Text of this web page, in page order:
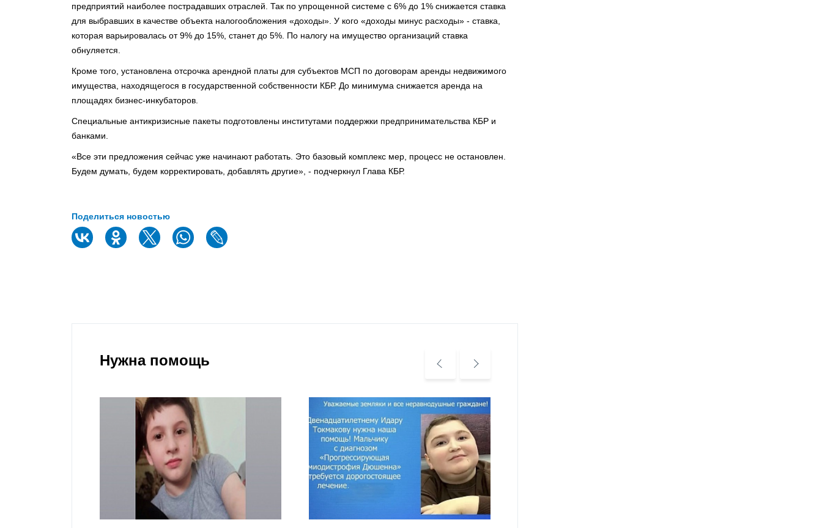
предприятий наиболее пострадавших отраслей. Так по упрощенной системе с 6% до 1% снижается ставка
для выбравших в качестве объекта налогообложения «доходы». У кого «доходы минус расходы» - ставка,
которая варьировалась от 9% до 15%, станет до 5%. По налогу на имущество организаций ставка
обнуляется.
Кроме того, установлена отсрочка арендной платы для субъектов МСП по договорам аренды недвижимого
имущества, находящегося в государственной собственности КБР. До минимума снижается аренда на
площадях бизнес-инкубаторов.
Специальные антикризисные пакеты подготовлены институтами поддержки предпринимательства КБР и
банками.
«Все эти предложения сейчас уже начинают работать. Это базовый комплекс мер, процесс не остановлен.
Будем думать, будем корректировать, добавлять другие», - подчеркнул Глава КБР.
Поделиться новостью
Нужна помощь